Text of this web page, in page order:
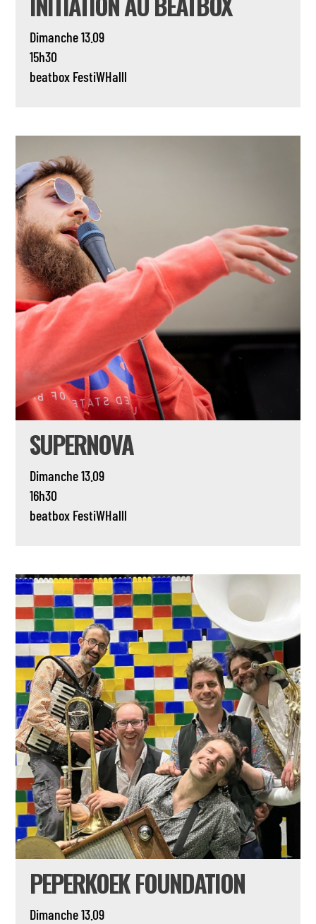
Dimanche 13.09
15h30
beatbox FestiWHalll
SUPERNOVA
Dimanche 13.09
16h30
beatbox FestiWHalll
PEPERKOEK FOUNDATION
Dimanche 13.09